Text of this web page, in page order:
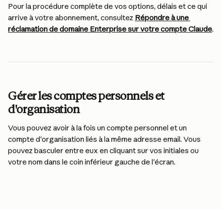
Pour la procédure complète de vos options, délais et ce qui
arrive à votre abonnement, consultez Répondre à une
réclamation de domaine Enterprise sur votre compte Claude.
Gérer les comptes personnels et
d'organisation
Vous pouvez avoir à la fois un compte personnel et un
compte d'organisation liés à la même adresse email. Vous
pouvez basculer entre eux en cliquant sur vos initiales ou
votre nom dans le coin inférieur gauche de l'écran.